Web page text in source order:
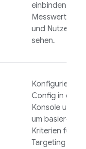
einbinden, um
Messwerte
und
sehen.
Konfigurieren
Config in der
Konsole und
um basierend
Kriterien für
Targeting auf